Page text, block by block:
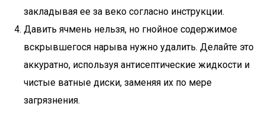
закладывая ее за веко согласно инструкции.
Давить ячмень нельзя, но гнойное содержимое
вскрывшегося нарыва нужно удалить. Делайте это
аккуратно, используя антисептические жидкости и
чистые ватные диски, заменяя их по мере
загрязнения.